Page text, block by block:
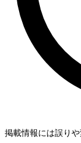
掲載情報には誤り